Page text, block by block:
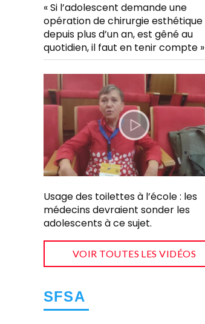
« Si l’adolescent demande une
opération de chirurgie esthétique
depuis plus d’un an, est gêné au
quotidien, il faut en tenir compte »
Usage des toilettes à l’école : les
médecins devraient sonder les
adolescents à ce sujet.
VOIR TOUTES LES VIDÉOS
SFSA